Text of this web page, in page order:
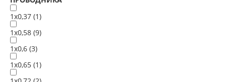
1х0,37 (1)
1х0,58 (9)
1х0,6 (3)
1х0,65 (1)